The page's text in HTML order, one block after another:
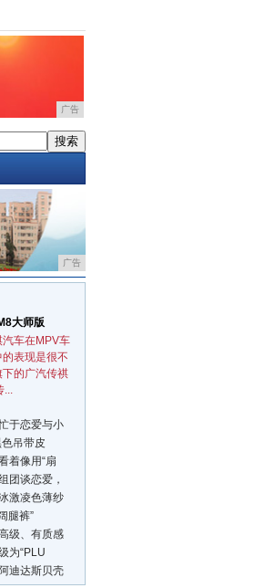
广告
mouz横扫fnatic·坚果Pro正式发布:标配4G+双摄+腰圆
广告
大师版
汽车在MPV车
表现是很不
下的广汽传祺
...
于恋爱与小
吊带皮
着像用“扇
团谈恋爱，
激凌色薄纱
腿裤”
级、有质感
为“PLU
迪达斯贝壳